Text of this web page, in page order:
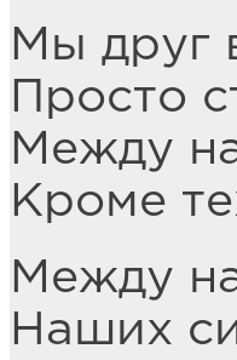
Мы друг
Просто
Между
Кроме
Между
Наших